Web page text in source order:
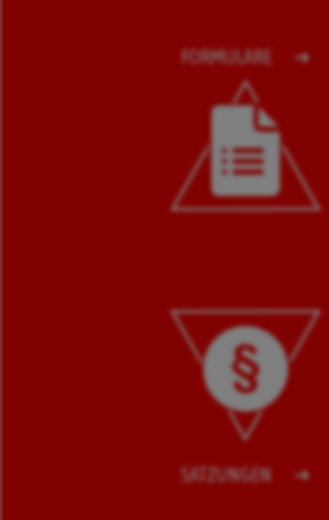
FORMULARE
SATZUNGEN